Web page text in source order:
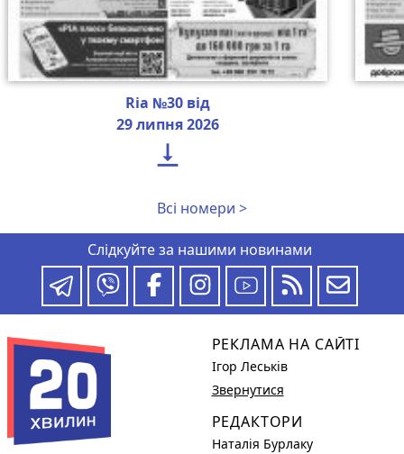
Ria №30 від
29 липня 2026

Всі номери >
Слідкуйте за нашими новинами
РЕКЛАМА НА САЙТІ
Ігор Леськів
Звернутися
РЕДАКТОРИ
Наталія Бурлаку